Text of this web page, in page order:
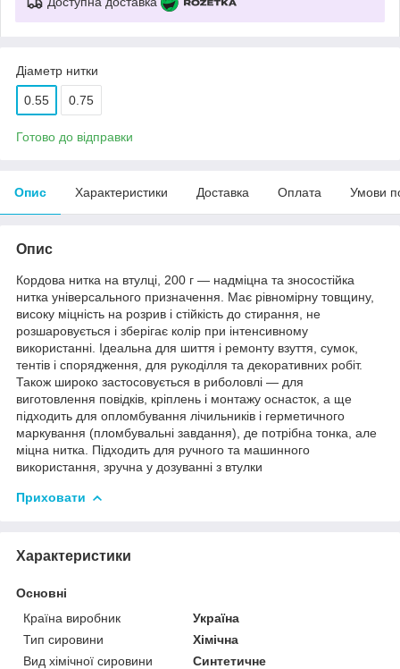
Діаметр нитки
0.55 0.75
Готово до відправки
Опис Характеристики Доставка Оплата Умови
Опис
Кордова нитка на втулці, 200 г — надміцна та зносостійка
нитка універсального призначення. Має рівномірну товщину,
високу міцність на розрив і стійкість до стирання, не
розшаровується і зберігає колір при інтенсивному
використанні. Ідеальна для шиття і ремонту взуття, сумок,
тентів і спорядження, для рукоділля та декоративних робіт.
Також широко застосовується в риболовлі — для
виготовлення повідків, кріплень і монтажу оснасток, а ще
підходить для опломбування лічильників і герметичного
маркування (пломбувальні завдання), де потрібна тонка, але
міцна нитка. Підходить для ручного та машинного
використання, зручна у дозуванні з втулки
Приховати
Характеристики
Основні
Країна виробник
Україна
Тип сировини
Хімічна
Вид хімічної сировини
Синтетичне